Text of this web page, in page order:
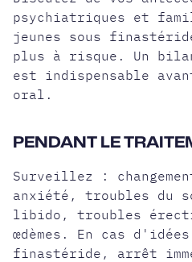
psychiatriques et
jeunes sous
plus à risque. Un
est indispensable
oral.
PENDANT LE
Surveillez :
anxiété, troubles du
libido, troubles
œdèmes. En cas
finastéride, arrêt